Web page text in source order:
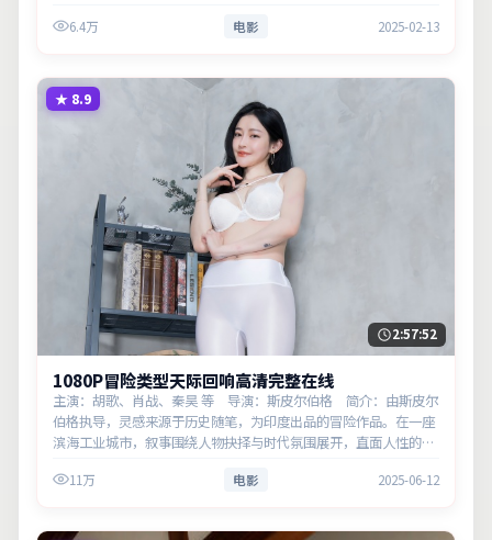
6.4万 电影 2025-02-13
★ 8.9
2:57:52
1080P冒险类型天际回响高清完整在线
主演：胡歌、肖战、秦昊 等 导演：斯皮尔伯格 简介：由斯皮尔
伯格执导，灵感来源于历史随笔，为印度出品的冒险作品。在一座
滨海工业城市，叙事围绕人物抉择与时代氛围展开，直面人性的幽
11万 电影 2025-06-12